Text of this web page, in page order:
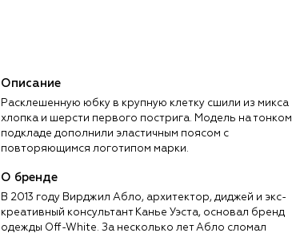
Описание
Расклешенную юбку в крупную клетку сшили из микса
хлопка и шерсти первого пострига. Модель на тонком
подкладе дополнили эластичным поясом с
повторяющимся логотипом марки.
О бренде
В 2013 году Вирджил Абло, архитектор, диджей и экс-
креативный консультант Канье Уэста, основал бренд
одежды Off-White. За несколько лет Абло сломал